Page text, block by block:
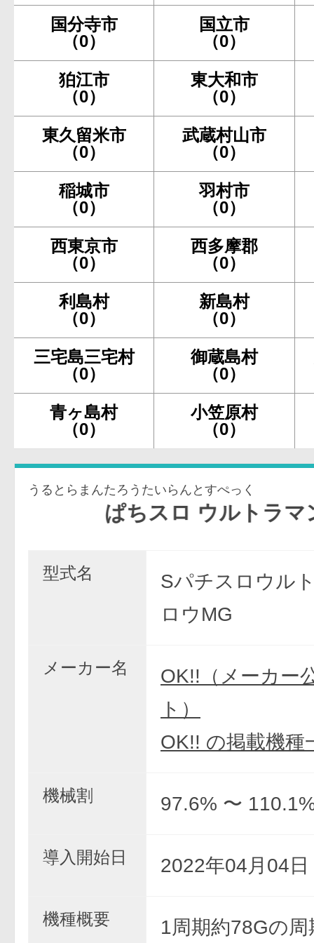
国分寺市
（0）
国立市
（0）
狛江市
（0）
東大和市
（0）
東久留米市
（0）
武蔵村山市
（0）
稲城市
（0）
羽村市
（0）
西東京市
（0）
西多摩郡
（0）
利島村
（0）
新島村
（0）
三宅島三宅村
（0）
御蔵島村
（0）
青ヶ島村
（0）
小笠原村
（0）
うるとらまんたろうたいらんとすぺっく
ぱちスロ ウルトラマンタロウ
型式名
Sパチスロウル
ロウMG
メーカー名
OK!!（メーカー
ト）
OK!! の掲載機種
機械割 97.6% 〜
導入開始日 2022年04月04日
機種概要 1周期約78Gの